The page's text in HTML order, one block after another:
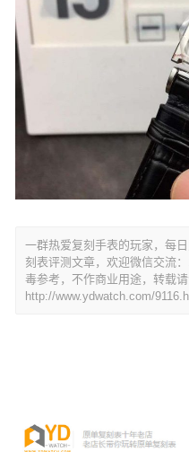
一群热爱复刻手表的玩家，每
刻表评测文章，欢迎微信交流
毒参考，不作商业用途，转载
http://www.ydwatch.com/